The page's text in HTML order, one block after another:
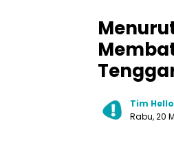
Tim
Rabu, 20